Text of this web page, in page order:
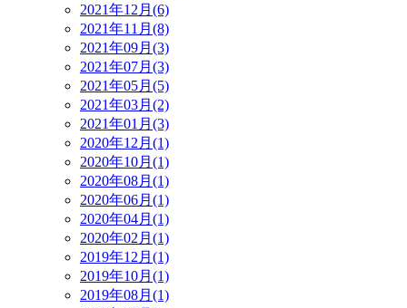
2021年12月(6)
2021年11月(8)
2021年09月(3)
2021年07月(3)
2021年05月(5)
2021年03月(2)
2021年01月(3)
2020年12月(1)
2020年10月(1)
2020年08月(1)
2020年06月(1)
2020年04月(1)
2020年02月(1)
2019年12月(1)
2019年10月(1)
2019年08月(1)